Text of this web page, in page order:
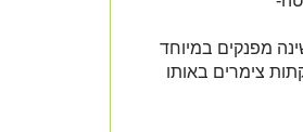
והכול בשפע"- 11 חדרי שינה מפנקים במיוחד
(8 חדרים בתוך הוילה+ 3 בקתות צימרים באותו